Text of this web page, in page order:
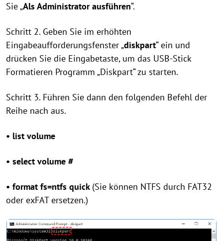
Sie „Als Administrator ausführen“.
Schritt 2. Geben Sie im erhöhten
Eingabeaufforderungsfenster „diskpart“ ein und
drücken Sie die Eingabetaste, um das USB-Stick
Formatieren Programm „Diskpart“ zu starten.
Schritt 3. Führen Sie dann den folgenden Befehl der
Reihe nach aus.
• list volume
• select volume #
• format fs=ntfs quick (Sie können NTFS durch FAT32
oder exFAT ersetzen.)